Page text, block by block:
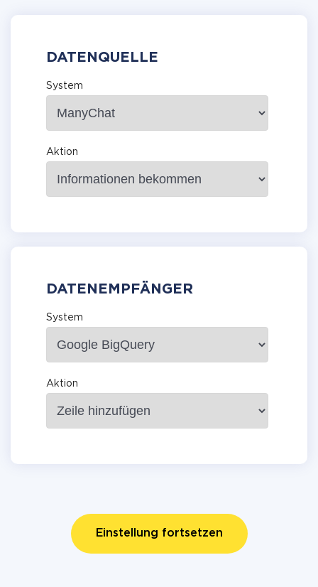
DATENQUELLE
System
Aktion
DATENEMPFÄNGER
System
Aktion
Einstellung fortsetzen